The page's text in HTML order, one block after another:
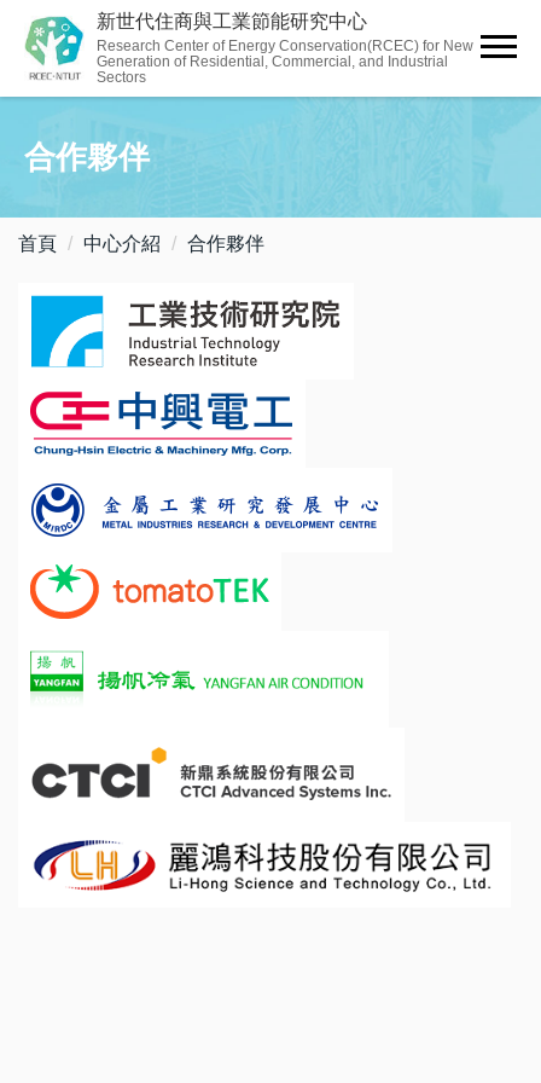
到
主
容
新世代住商與工業節能研究中心
Research Center of Energy Conservation(RCEC) for New
Generation of Residential, Commercial, and Industrial
Sectors
首頁 中心介紹 合作夥伴
合作夥伴